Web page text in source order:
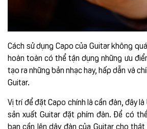
Cách sử dụng Capo của Guitar không
hoàn toàn có thể tận dụng những ưu
tạo ra những bản nhạc hay, hấp dẫn và
Guitar.
Vị trí để đặt Capo chính là cần đàn, đây
sản xuất Guitar đặt phím đàn. Để có
bạn cần lên dây đàn của Guitar cho